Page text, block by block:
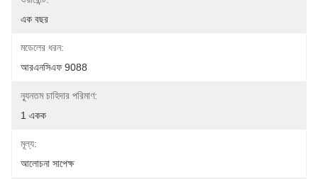
এক বছর
মডেলের ধরন:
আরএনসিএফ 9088
ন্যূনতম চাহিদার পরিমাণ:
1 একক
মূল্য:
আলোচনা সাপেক্ষ